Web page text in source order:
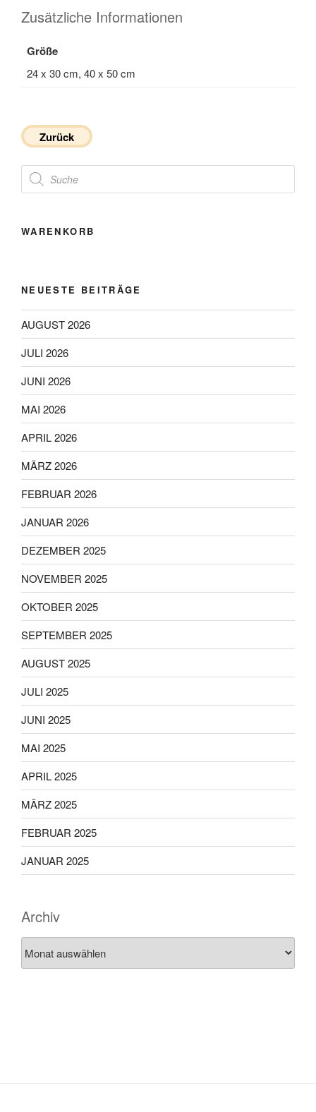
Zusätzliche Informationen
Größe
24 x 30 cm, 40 x 50 cm
Zurück
Products
search
WARENKORB
NEUESTE BEITRÄGE
AUGUST 2026
JULI 2026
JUNI 2026
MAI 2026
APRIL 2026
MÄRZ 2026
FEBRUAR 2026
JANUAR 2026
DEZEMBER 2025
NOVEMBER 2025
OKTOBER 2025
SEPTEMBER 2025
AUGUST 2025
JULI 2025
JUNI 2025
MAI 2025
APRIL 2025
MÄRZ 2025
FEBRUAR 2025
JANUAR 2025
Archiv